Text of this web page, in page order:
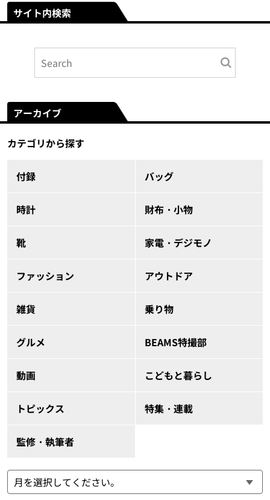
サイト内検索
アーカイブ
カテゴリから探す
付録 バッグ
時計 財布・小物
靴 家電・デジモノ
ファッション アウトドア
雑貨 乗り物
グルメ BEAMS特撮部
動画 こどもと暮らし
トピックス 特集・連載
監修・執筆者